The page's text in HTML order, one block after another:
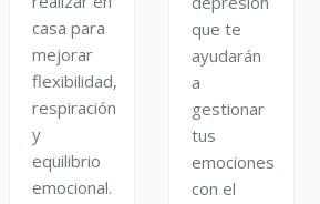
casa para
mejorar
flexibilidad,
respiración
y
equilibrio
emocional.
que te
ayudarán
a
gestionar
tus
emociones
con el